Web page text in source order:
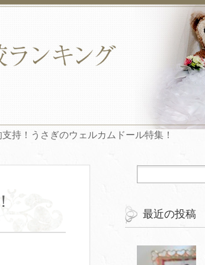
支持！うさぎのウェルカムドール特集！
最近の投稿